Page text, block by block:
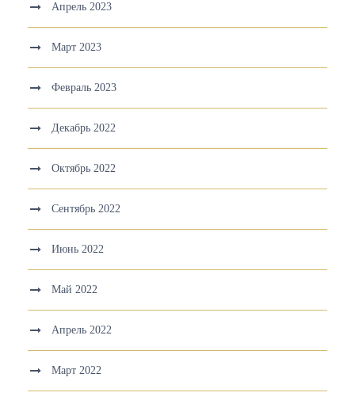
Апрель 2023
Март 2023
Февраль 2023
Декабрь 2022
Октябрь 2022
Сентябрь 2022
Июнь 2022
Май 2022
Апрель 2022
Март 2022